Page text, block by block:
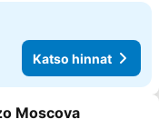
Katso hinnat
Moscova